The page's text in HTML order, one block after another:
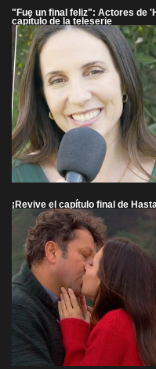
"Fue un final feliz": Actores de
capítulo de la teleserie
¡Revive el capítulo final de